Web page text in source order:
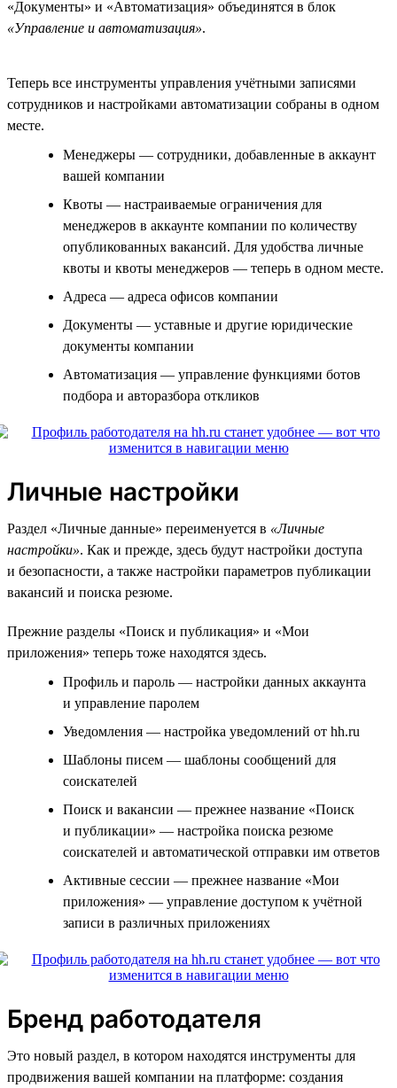
«Документы» и «Автоматизация» объединятся в блок
«Управление и автоматизация».
Теперь все инструменты управления учётными записями
сотрудников и настройками автоматизации собраны в одном
месте.
Менеджеры — сотрудники, добавленные в аккаунт
вашей компании
Квоты — настраиваемые ограничения для
менеджеров в аккаунте компании по количеству
опубликованных вакансий. Для удобства личные
квоты и квоты менеджеров — теперь в одном месте.
Адреса — адреса офисов компании
Документы — уставные и другие юридические
документы компании
Автоматизация — управление функциями ботов
подбора и авторазбора откликов
Личные настройки
Раздел «Личные данные» переименуется в «Личные
настройки». Как и прежде, здесь будут настройки доступа
и безопасности, а также настройки параметров публикации
вакансий и поиска резюме.
Прежние разделы «Поиск и публикация» и «Мои
приложения» теперь тоже находятся здесь.
Профиль и пароль — настройки данных аккаунта
и управление паролем
Уведомления — настройка уведомлений от hh.ru
Шаблоны писем — шаблоны сообщений для
соискателей
Поиск и вакансии — прежнее название «Поиск
и публикации» — настройка поиска резюме
соискателей и автоматической отправки им ответов
Активные сессии — прежнее название «Мои
приложения» — управление доступом к учётной
записи в различных приложениях
Бренд работодателя
Это новый раздел, в котором находятся инструменты для
продвижения вашей компании на платформе: создания